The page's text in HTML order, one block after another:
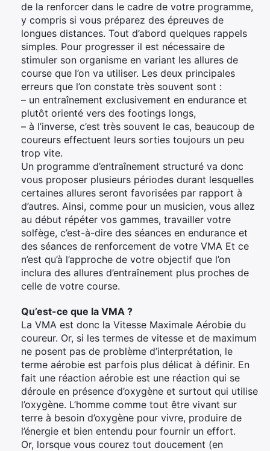
de la renforcer dans le cadre de votre programme,
y compris si vous préparez des épreuves de
longues distances. Tout d’abord quelques rappels
simples. Pour progresser il est nécessaire de
stimuler son organisme en variant les allures de
course que l’on va utiliser. Les deux principales
erreurs que l’on constate très souvent sont :
– un entraînement exclusivement en endurance et
plutôt orienté vers des footings longs,
– à l’inverse, c’est très souvent le cas, beaucoup de
coureurs effectuent leurs sorties toujours un peu
trop vite.
Un programme d’entraînement structuré va donc
vous proposer plusieurs périodes durant lesquelles
certaines allures seront favorisées par rapport à
d’autres. Ainsi, comme pour un musicien, vous allez
au début répéter vos gammes, travailler votre
solfège, c’est-à-dire des séances en endurance et
des séances de renforcement de votre VMA Et ce
n’est qu’à l’approche de votre objectif que l’on
inclura des allures d’entraînement plus proches de
celle de votre course.
Qu’est-ce que la VMA ?
La VMA est donc la Vitesse Maximale Aérobie du
coureur. Or, si les termes de vitesse et de maximum
ne posent pas de problème d’interprétation, le
terme aérobie est parfois plus délicat à définir. En
fait une réaction aérobie est une réaction qui se
déroule en présence d’oxygène et surtout qui utilise
l’oxygène. L’homme comme tout être vivant sur
terre à besoin d’oxygène pour vivre, produire de
l’énergie et bien entendu pour fournir un effort.
Or, lorsque vous courez tout doucement (en